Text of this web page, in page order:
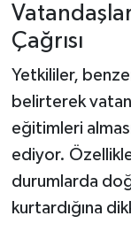
Çağrısı
Yetkililer,
belirterek
eğitimleri
ediyor.
durumlarda
kurtardığına